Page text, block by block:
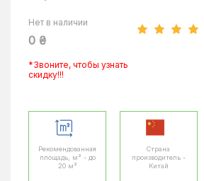
Нет в наличии
0 ₴
*Звоните, чтобы узнать
скидку!!!
Рекомендованная
площадь, м² - до
20 м²
Страна
производитель -
Китай